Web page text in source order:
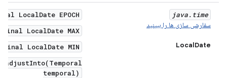
java. time
سفارشی سازی ها را ببینید
LocalDate
LocalDate EPOCH
LocalDate MAX
LocalDate MIN
adjustInto(Temporal
temporal)